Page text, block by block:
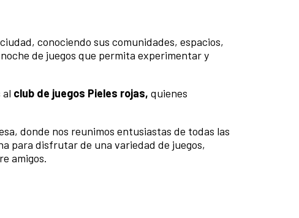
conociendo sus comunidades, espacios,
de juegos que permita experimentar y
al club de juegos Pieles rojas, quienes
donde nos reunimos entusiastas de todas las
para disfrutar de una variedad de juegos,
amigos.